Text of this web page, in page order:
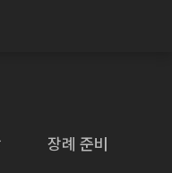
장례 준비